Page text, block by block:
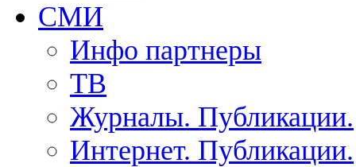
СМИ
Инфо партнеры
ТВ
Журналы. Публикации.
Интернет. Публикации.